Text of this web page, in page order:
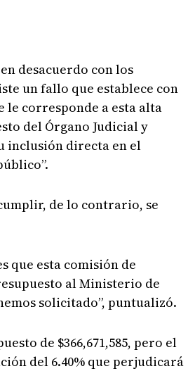
desacuerdo con los
un fallo que establece con
corresponde a esta alta
del Órgano Judicial y
inclusión directa en el
de lo contrario, se
que esta comisión de
al Ministerio de
solicitado”, puntualizó.
de $366,671,585, pero el
del 6.40% que perjudicará